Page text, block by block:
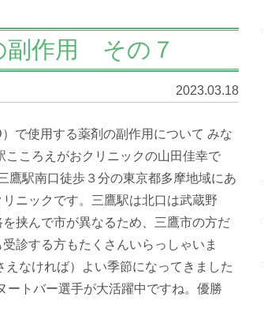
副作用 その７
2023.03.18
で使用する薬剤の副作用について みな
こころえがおクリニックの山田佳幸で
駅南口徒歩３分の東京都多摩地域にあ
ニックです。三鷹駅は北口は武蔵野
挟んで市が異なるため、三鷹市の方だ
診する方もたくさんいらっしゃいま
えなければ）よい季節になってきました
ートバー選手が大活躍中ですね。優勝